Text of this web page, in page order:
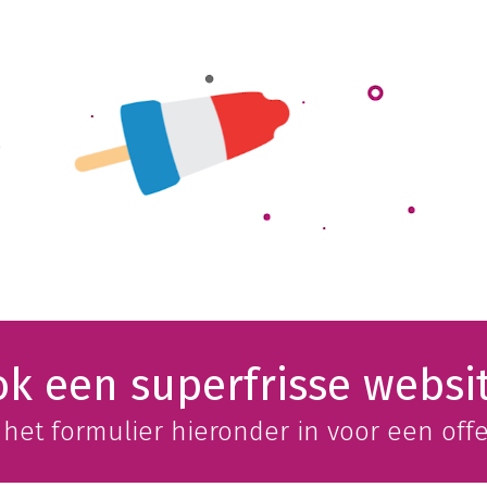
een superfrisse
formulier hieronder in voor een